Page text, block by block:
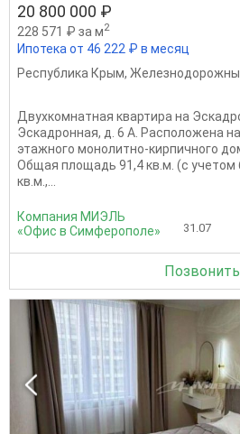
20 800 000 ₽
228 571 ₽ за м2
Ипотека от 46 222 ₽ в месяц
Республика Крым,
Двухкомнатная квартира на
Эскадронная, д. 6 А. Расположена
этажного монолитно-кирпичного
Общая площадь 91,4 кв.м. (с учетом
кв.м.,...
Компания МИЭЛЬ
«Офис в Симферополе»
31.07
Позвонить